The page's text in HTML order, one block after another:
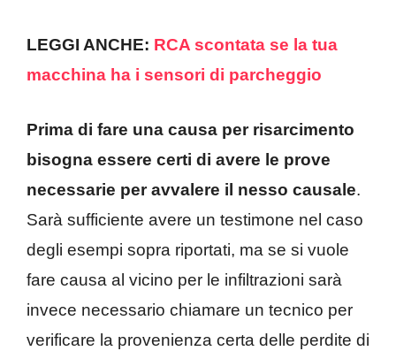
LEGGI ANCHE: RCA scontata se la tua
macchina ha i sensori di parcheggio
Prima di fare una causa per risarcimento
bisogna essere certi di avere le prove
necessarie per avvalere il nesso causale.
Sarà sufficiente avere un testimone nel caso
degli esempi sopra riportati, ma se si vuole
fare causa al vicino per le infiltrazioni sarà
invece necessario chiamare un tecnico per
verificare la provenienza certa delle perdite di